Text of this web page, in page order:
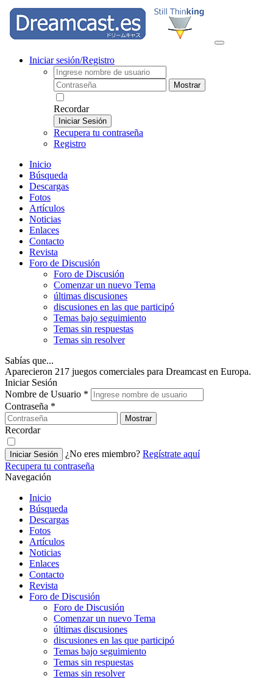
Iniciar sesión/Registro
Mostrar
Recordar
Iniciar Sesión
Recupera tu contraseña
Registro
Inicio
Búsqueda
Descargas
Fotos
Artículos
Noticias
Enlaces
Contacto
Revista
Foro de Discusión
Foro de Discusión
Comenzar un nuevo Tema
últimas discusiones
discusiones en las que participó
Temas bajo seguimiento
Temas sin respuestas
Temas sin resolver
Sabías que...
Aparecieron 217 juegos comerciales para Dreamcast en Europa.
Iniciar Sesión
Nombre de Usuario *
Contraseña *
Mostrar
Recordar
Iniciar Sesión ¿No eres miembro? Regístrate aquí
Recupera tu contraseña
Navegación
Inicio
Búsqueda
Descargas
Fotos
Artículos
Noticias
Enlaces
Contacto
Revista
Foro de Discusión
Foro de Discusión
Comenzar un nuevo Tema
últimas discusiones
discusiones en las que participó
Temas bajo seguimiento
Temas sin respuestas
Temas sin resolver